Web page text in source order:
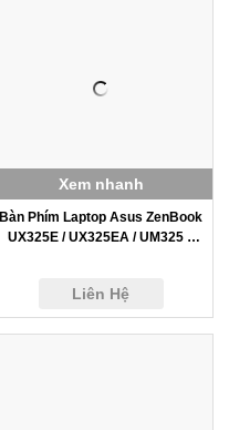
Bàn Phím Laptop Asus ZenBook
UX325E / UX325EA / UM325 –
Liên Hệ
Xem nhanh